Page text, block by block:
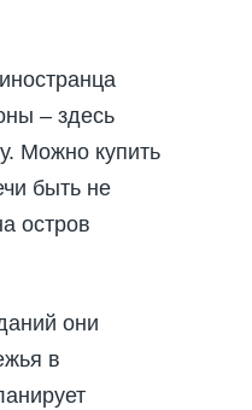
– здесь
Можно купить
быть не
остров
они
в